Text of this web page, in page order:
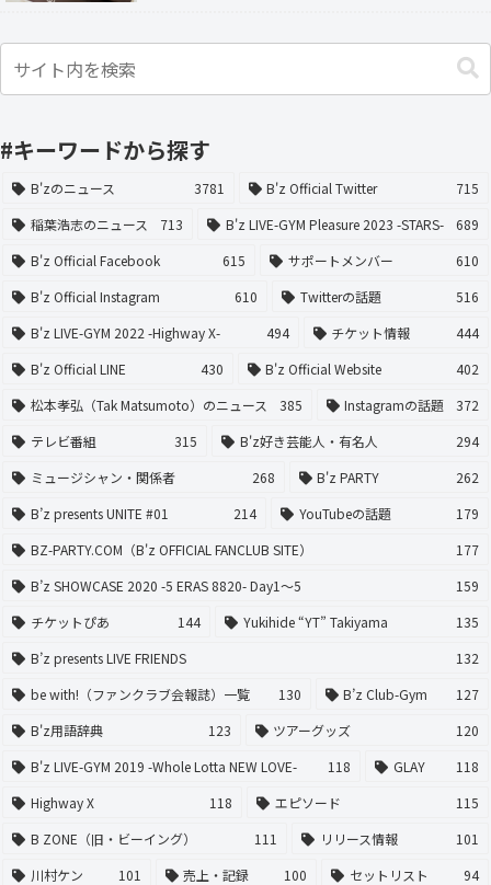
#キーワードから探す
B'zのニュース 3781 B'z Official Twitter
715
稲葉浩志のニュース
713 B'z LIVE-GYM Pleasure 2023 -STARS-
689
B'z Official Facebook
615 サポートメンバー
610
B'z Official Instagram
610 Twitterの話題
516
B'z LIVE-GYM 2022 -Highway X-
494 チケット情報
444
B'z Official LINE
430 B'z Official Website
402
松本孝弘（Tak Matsumoto）のニュース
385 Instagramの話題
372
テレビ番組
315 B'z好き芸能人・有名人
294
ミュージシャン・関係者
268 B'z PARTY
262
B’z presents UNITE #01
214 YouTubeの話題
179
BZ-PARTY.COM（B'z OFFICIAL FANCLUB SITE）
177
B’z SHOWCASE 2020 -5 ERAS 8820- Day1〜5
159
チケットぴあ
144 Yukihide “YT” Takiyama
135
B’z presents LIVE FRIENDS
132
be with!（ファンクラブ会報誌）一覧
130 B’z Club-Gym
127
B'z用語辞典
123 ツアーグッズ
120
B'z LIVE-GYM 2019 -Whole Lotta NEW LOVE-
118 GLAY
118
Highway X
118 エピソード
115
B ZONE（旧・ビーイング）
111 リリース情報
101
川村ケン
101 売上・記録 100 セットリスト
94